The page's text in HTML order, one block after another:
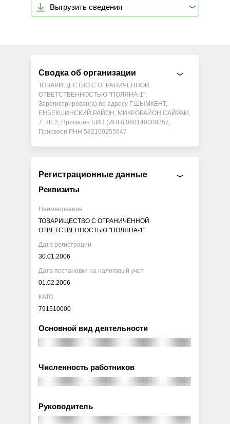
Выгрузить сведения
Сводка об организации
ТОВАРИЩЕСТВО С ОГРАНИЧЕННОЙ
ОТВЕТСТВЕННОСТЬЮ "ПОЛЯНА-1",
Зарегистрирован(а) по адресу Г.ШЫМКЕНТ,
ЕНБЕКШИНСКИЙ РАЙОН, МИКРОРАЙОН САЙРАМ,
7, КВ 2, Присвоен БИН (ИНН) 060140008257,
Присвоен РНН 582100255647
Регистрационные данные
Реквизиты
Наименование
ТОВАРИЩЕСТВО С ОГРАНИЧЕННОЙ
ОТВЕТСТВЕННОСТЬЮ "ПОЛЯНА-1"
Дата регистрации
30.01.2006
Дата постановки на налоговый учет
01.02.2006
КАТО
791510000
Основной вид деятельности
Численность работников
Руководитель